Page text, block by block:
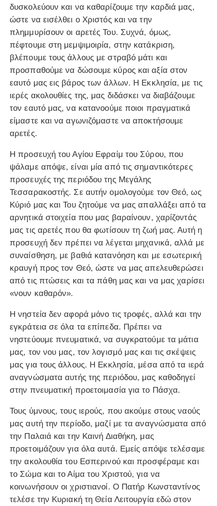
δυσκολεύουν και να καθαρίζουμε την καρδιά μας,
ώστε να εισέλθει ο Χριστός και να την
πλημμυρίσουν οι αρετές Του. Συχνά, όμως,
πέφτουμε στη μεμψιμοιρία, στην κατάκριση,
βλέπουμε τους άλλους με στραβό μάτι και
προσπαθούμε να δώσουμε κύρος και αξία στον
εαυτό μας εις βάρος των άλλων. Η Εκκλησία, με τις
ιερές ακολουθίες της, μας διδάσκει να διαβάζουμε
τον εαυτό μας, να κατανοούμε ποιοι πραγματικά
είμαστε και να αγωνιζόμαστε να αποκτήσουμε
αρετές.
Η προσευχή του Αγίου Εφραίμ του Σύρου, που
ψάλαμε απόψε, είναι μία από τις σημαντικότερες
προσευχές της περιόδου της Μεγάλης
Τεσσαρακοστής. Σε αυτήν ομολογούμε τον Θεό, ως
Κύριό μας και Του ζητούμε να μας απαλλάξει από τα
αρνητικά στοιχεία που μας βαραίνουν, χαρίζοντάς
μας τις αρετές που θα φωτίσουν τη ζωή μας. Αυτή η
προσευχή δεν πρέπει να λέγεται μηχανικά, αλλά με
συναίσθηση, με βαθιά κατανόηση και με εσωτερική
κραυγή προς τον Θεό, ώστε να μας απελευθερώσει
από τις πτώσεις και τα πάθη μας και να μας χαρίσει
«νουν καθαρόν».
Η νηστεία δεν αφορά μόνο τις τροφές, αλλά και την
εγκράτεια σε όλα τα επίπεδα. Πρέπει να
νηστεύουμε πνευματικά, να συγκρατούμε τα μάτια
μας, τον νου μας, τον λογισμό μας και τις σκέψεις
μας για τους άλλους. Η Εκκλησία, μέσα από τα ιερά
αναγνώσματα αυτής της περιόδου, μας καθοδηγεί
στην πνευματική προετοιμασία για το Πάσχα.
Τους ύμνους, τους ιερούς, που ακούμε στους ναούς
μας αυτή την περίοδο, μαζί με τα αναγνώσματα από
την Παλαιά και την Καινή Διαθήκη, μας
προετοιμάζουν για όλα αυτά. Εμείς απόψε τελέσαμε
την ακολουθία του Εσπερινού και προσφέραμε και
το Σώμα και το Αίμα του Χριστού, για να
κοινωνήσουν οι χριστιανοί. Ο Πατήρ Κωνσταντίνος
τελέσε την Κυριακή τη Θεία Λειτουργία εδώ στον